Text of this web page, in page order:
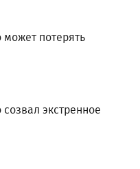
потерять
экстренное